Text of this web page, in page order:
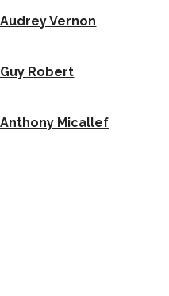
Vernon
Robert
Micallef